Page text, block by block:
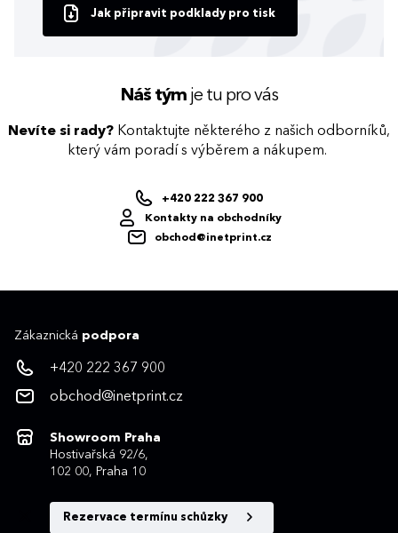
Jak připravit podklady pro tisk
Náš týmje tu pro vás
Nevíte si rady? Kontaktujte některého z našich odborníků,
který vám poradí s výběrem a nákupem.
+420 222 367 900
Kontakty na obchodníky
obchod@inetprint.cz
Zákaznická podpora
+420 222 367 900
obchod@inetprint.cz
Showroom Praha
Hostivařská 92/6,
102 00, Praha 10
Rezervace termínu schůzky